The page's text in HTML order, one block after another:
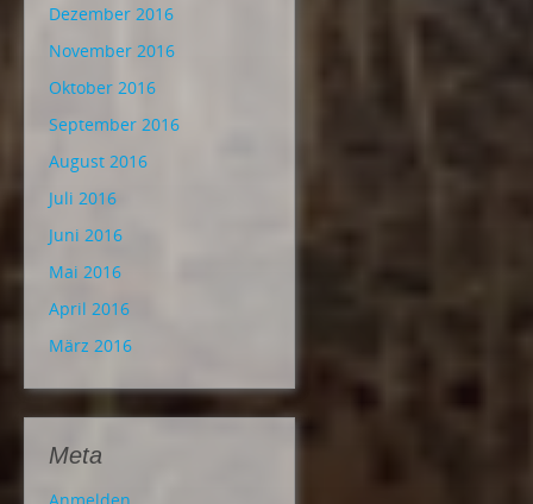
Dezember 2016
November 2016
Oktober 2016
September 2016
August 2016
Juli 2016
Juni 2016
Mai 2016
April 2016
März 2016
Meta
Anmelden